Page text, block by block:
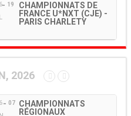
19
CHAMPIONNATS DE
FRANCE U*NXT (CJE) -
PARIS CHARLETY
2026
07
CHAMPIONNATS
RÉGIONAUX